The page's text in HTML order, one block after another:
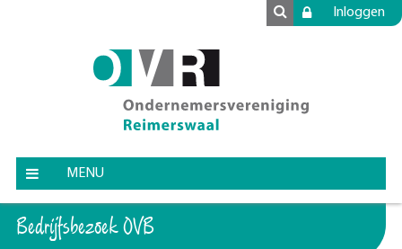
Inloggen
MENU
Bedrijfsbezoek OVB